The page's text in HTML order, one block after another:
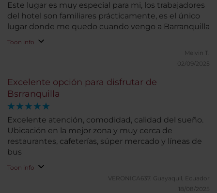
Este lugar es muy especial para mi, los trabajadores
del hotel son familiares prácticamente, es el único
lugar donde me quedo cuando vengo a Barranquilla
Toon info
Melvin T.
02/09/2025
Excelente opción para disfrutar de
Bsrranquilla
Excelente atención, comodidad, calidad del sueño.
Ubicación en la mejor zona y muy cerca de
restaurantes, cafeterías, súper mercado y líneas de
bus
Toon info
VERONICA637. Guayaquil, Ecuador
18/08/2025